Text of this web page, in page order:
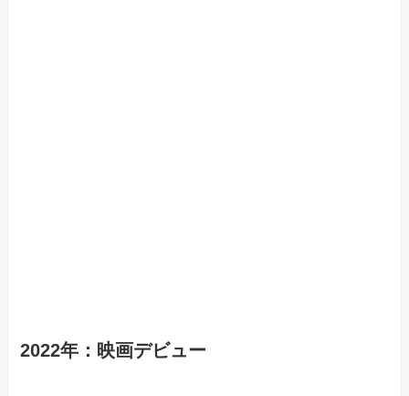
2022年：映画デビュー